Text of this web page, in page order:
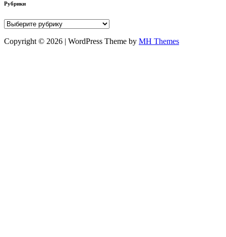
Рубрики
Рубрики
Copyright © 2026 | WordPress Theme by MH Themes